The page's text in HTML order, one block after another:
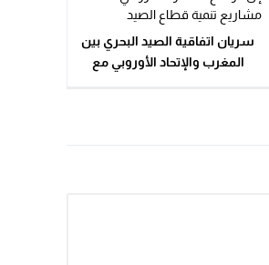
سريان اتفاقية الصيد البحري بين
المغرب والإتحاد الأوروبي مع